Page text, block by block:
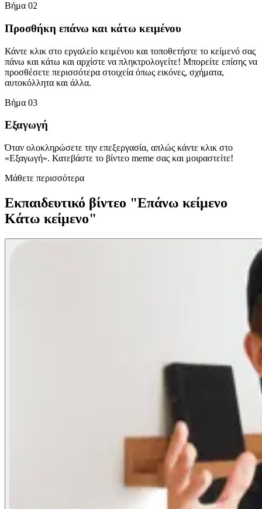
Βήμα 02
Προσθήκη επάνω και κάτω κειμένου
Κάντε κλικ στο εργαλείο κειμένου και τοποθετήστε το κείμενό σας
πάνω και κάτω και αρχίστε να πληκτρολογείτε! Μπορείτε επίσης να
προσθέσετε περισσότερα στοιχεία όπως εικόνες, σχήματα,
αυτοκόλλητα και άλλα.
Βήμα 03
Εξαγωγή
Όταν ολοκληρώσετε την επεξεργασία, απλώς κάντε κλικ στο
«Εξαγωγή». Κατεβάστε το βίντεο meme σας και μοιραστείτε!
Μάθετε περισσότερα
Εκπαιδευτικό βίντεο "Επάνω κείμενο
Κάτω κείμενο"